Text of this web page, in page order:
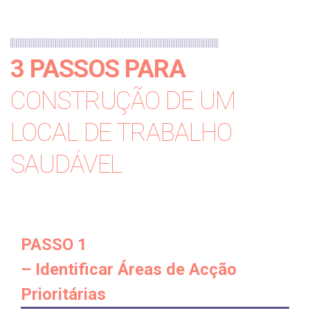
3 PASSOS PARA
CONSTRUÇÃO DE UM
LOCAL DE TRABALHO
SAUDÁVEL
PASSO 1
– Identificar Áreas de Acção
Prioritárias